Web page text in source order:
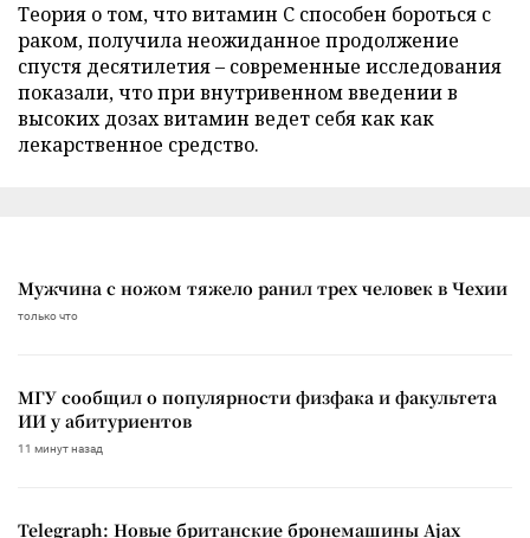
Теория о том, что витамин C способен бороться с
раком, получила неожиданное продолжение
спустя десятилетия – современные исследования
показали, что при внутривенном введении в
высоких дозах витамин ведет себя как как
лекарственное средство.
Мужчина с ножом тяжело ранил трех человек в Чехии
только что
МГУ сообщил о популярности физфака и факультета
ИИ у абитуриентов
11 минут назад
Telegraph: Новые британские бронемашины Ajax